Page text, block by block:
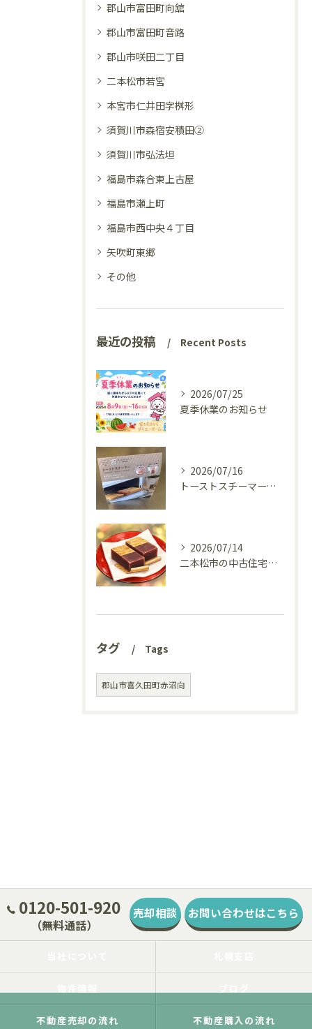
郡山市富田町向舘
郡山市富田町音路
郡山市咲田二丁目
二本松市若宮
本宮市仁井田字桝形
須賀川市森宿安積田②
須賀川市弘法坦
福島市森合東上古屋
福島市瀬上町
福島市西中央４丁目
矢吹町東郷
その他
最近の投稿 Recent Posts
2026/07/25
夏季休業のお知らせ
2026/07/16
トーストスチーマーで、いつものパンが少し変わった話
2026/07/14
二本松市の中古住宅、リフォーム前の様子を見てきました(^^♪
タグ Tags
郡山市喜久田町赤沼向
0120-501-920
（無料通話）
売却相談 お問い合わせはこちら
不動産売却の流れ 不動産購入の流れ